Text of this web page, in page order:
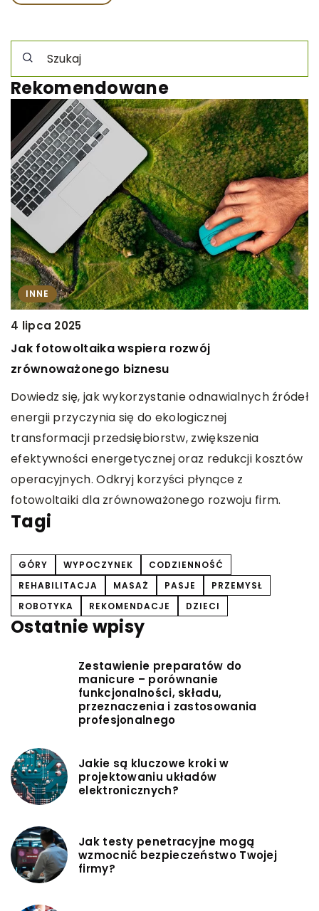
Rekomendowane
INNE
4 lipca 2025
Jak fotowoltaika wspiera rozwój
zrównoważonego biznesu
Dowiedz się, jak wykorzystanie odnawialnych źródeł
energii przyczynia się do ekologicznej
transformacji przedsiębiorstw, zwiększenia
efektywności energetycznej oraz redukcji kosztów
operacyjnych. Odkryj korzyści płynące z
fotowoltaiki dla zrównoważonego rozwoju firm.
Tagi
GÓRY WYPOCZYNEK
CODZIENNOŚĆ
REHABILITACJA
MASAŻ PASJE
PRZEMYSŁ
ROBOTYKA
REKOMENDACJE DZIECI
Ostatnie wpisy
Zestawienie preparatów do
manicure – porównanie
funkcjonalności, składu,
przeznaczenia i zastosowania
profesjonalnego
Jakie są kluczowe kroki w
projektowaniu układów
elektronicznych?
Jak testy penetracyjne mogą
wzmocnić bezpieczeństwo Twojej
firmy?